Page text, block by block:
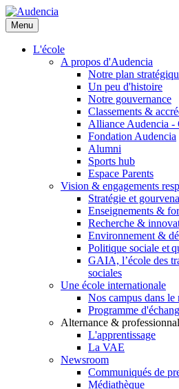
Aller
au
contenu
principal
Menu
L'école
A propos d'Audencia
Notre plan
Un peu d'histoire
Notre gouvernance
Classements &
Alliance Audencia -
Fondation Audencia
Alumni
Sports hub
Espace Parents
Vision & engagements
Stratégie et
Enseignements &
Recherche &
Environnement &
Politique sociale et
GAIA, l’école des
sociales
Une école internationale
Nos campus dans le
Programme
Alternance &
L'apprentissage
La VAE
Newsroom
Communiqués de
Médiathèque